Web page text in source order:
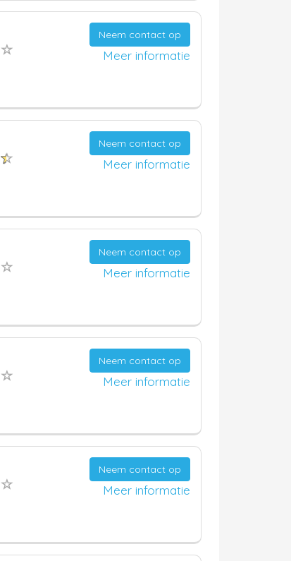
Neem contact op
Meer informatie
Neem contact op
Meer informatie
Neem contact op
Meer informatie
Neem contact op
Meer informatie
Neem contact op
Meer informatie